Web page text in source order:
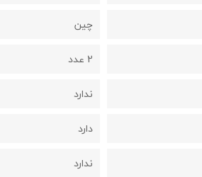
چین
2 عدد
ندارد
دارد
ندارد